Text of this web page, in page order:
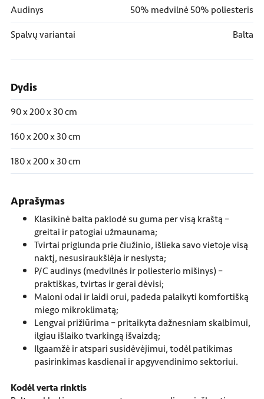
Audinys
50% medvilnė 50% poliesteris
Spalvų variantai
Balta
Dydis
90 x 200 x 30 cm
160 x 200 x 30 cm
180 x 200 x 30 cm
Aprašymas
Klasikinė balta paklodė su guma per visą kraštą –
greitai ir patogiai užmaunama;
Tvirtai priglunda prie čiužinio, išlieka savo vietoje visą
naktį, nesusiraukšlėja ir neslysta;
P/C audinys (medvilnės ir poliesterio mišinys) –
praktiškas, tvirtas ir gerai dėvisi;
Maloni odai ir laidi orui, padeda palaikyti komfortišką
miego mikroklimatą;
Lengvai prižiūrima – pritaikyta dažnesniam skalbimui,
ilgiau išlaiko tvarkingą išvaizdą;
Ilgaamžė ir atspari susidėvėjimui, todėl patikimas
pasirinkimas kasdienai ir apgyvendinimo sektoriui.
Kodėl verta rinktis